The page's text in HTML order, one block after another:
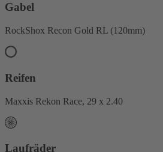
Gabel
RockShox Recon Gold RL (120mm)
Reifen
Maxxis Rekon Race, 29 x 2.40
Laufräder